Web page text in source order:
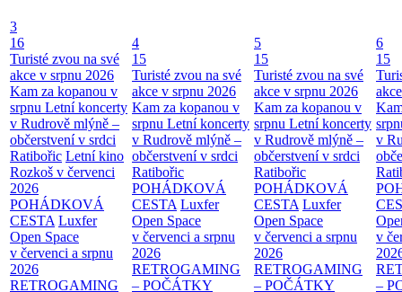
3
16
Turisté zvou na své
akce v srpnu 2026
Kam za kopanou v
srpnu Letní koncerty
v Rudrově mlýně –
občerstvení v srdci
Ratibořic Letní kino
Rozkoš v červenci
2026
POHÁDKOVÁ
CESTA Luxfer
Open Space
v červenci a srpnu
2026
RETROGAMING
4
15
Turisté zvou na své
akce v srpnu 2026
Kam za kopanou v
srpnu Letní koncerty
v Rudrově mlýně –
občerstvení v srdci
Ratibořic
POHÁDKOVÁ
CESTA Luxfer
Open Space
v červenci a srpnu
2026
RETROGAMING
– POČÁTKY
5
15
Turisté zvou na své
akce v srpnu 2026
Kam za kopanou v
srpnu Letní koncerty
v Rudrově mlýně –
občerstvení v srdci
Ratibořic
POHÁDKOVÁ
CESTA Luxfer
Open Space
v červenci a srpnu
2026
RETROGAMING
– POČÁTKY
6
15
v
v
–